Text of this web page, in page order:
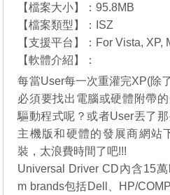
【檔案大小】：95.8MB
【檔案類型】：ISZ
【支援平台】：For Vista, XP,
【軟體介紹】：
每當User每一次重灌完XP(除
必須要找出電腦或硬體附帶
驅動程式呢？或者User丟了
主機版和硬體的發展商網站
裝，太浪費時間了吧!!!
Universal Driver CD內含15
m brands包括Dell、HP/